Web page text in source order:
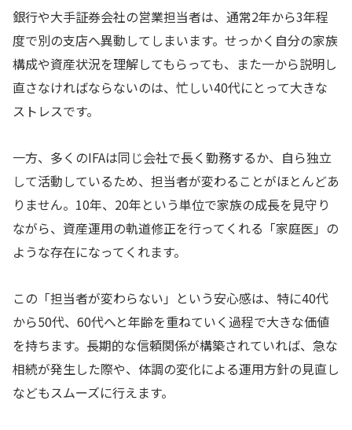
銀行や大手証券会社の営業担当者は、通常2年から3年程
度で別の支店へ異動してしまいます。せっかく自分の家族
構成や資産状況を理解してもらっても、また一から説明し
直さなければならないのは、忙しい40代にとって大きな
ストレスです。
一方、多くのIFAは同じ会社で長く勤務するか、自ら独立
して活動しているため、担当者が変わることがほとんどあ
りません。10年、20年という単位で家族の成長を見守り
ながら、資産運用の軌道修正を行ってくれる「家庭医」の
ような存在になってくれます。
この「担当者が変わらない」という安心感は、特に40代
から50代、60代へと年齢を重ねていく過程で大きな価値
を持ちます。長期的な信頼関係が構築されていれば、急な
相続が発生した際や、体調の変化による運用方針の見直し
などもスムーズに行えます。